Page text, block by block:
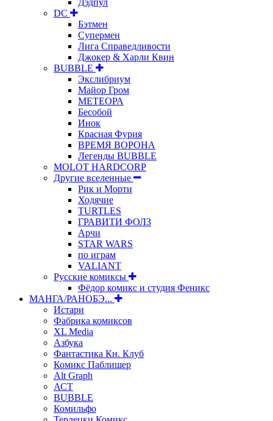
DC
Бэтмен
Супермен
Лига Справедливости
Джокер & Харли Квин
BUBBLE
Экслибриум
Майор Гром
МЕТЕОРА
Бесобой
Инок
Красная Фурия
ВРЕМЯ ВОРОНА
Легенды BUBBLE
MOLOT HARDCORP
Другие вселенные
Рик и Морти
Ходячие
TURTLES
ГРАВИТИ ФОЛЗ
Арчи
STAR WARS
по играм
VALIANT
Русские комиксы
Фёдор комикс и студия Феникс
МАНГА/РАНОБЭ...
Истари
Фабрика комиксов
XL Media
Азбука
Фантастика Кн. Клуб
Комикс Паблишер
Alt Graph
АСТ
BUBBLE
Комильфо